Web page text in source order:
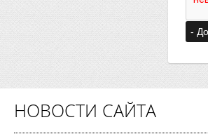
НОВОСТИ САЙТА